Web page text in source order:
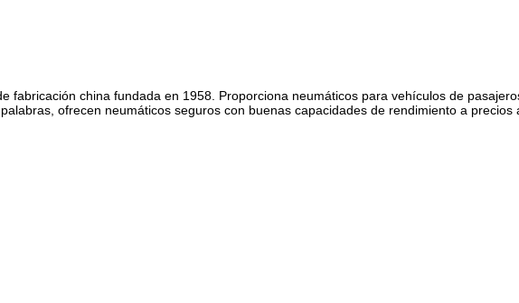
china fundada en 1958. Proporciona neumáticos para vehículos de
ofrecen neumáticos seguros con buenas capacidades de rendimiento a precios